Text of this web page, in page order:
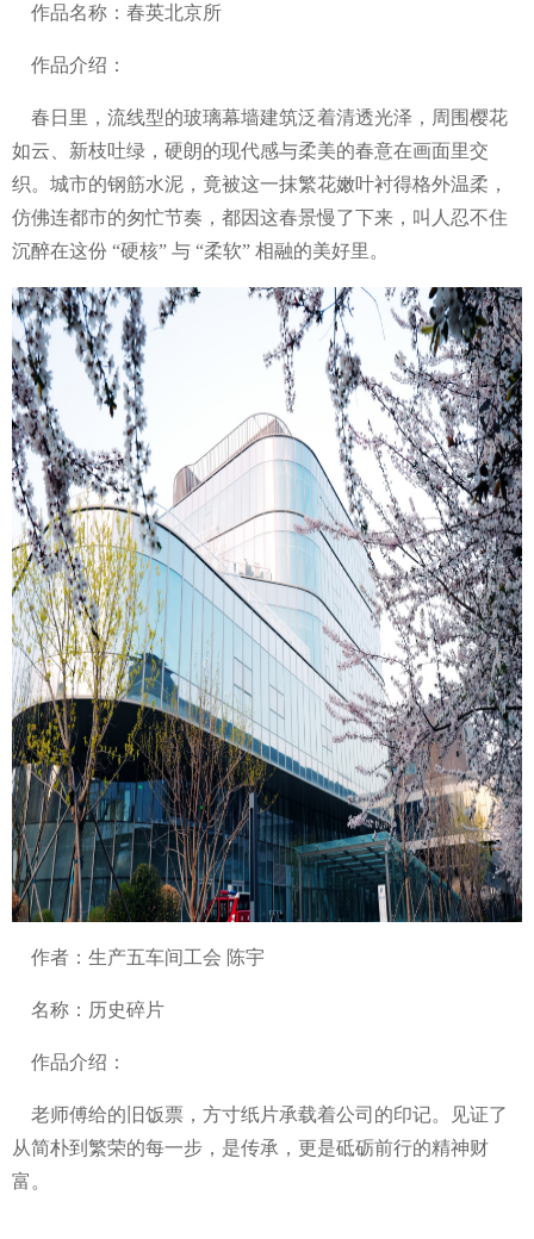
作品名称：春英北京所
作品介绍：
春日里，流线型的玻璃幕墙建筑泛着清透光泽，周围樱花
如云、新枝吐绿，硬朗的现代感与柔美的春意在画面里交
织。城市的钢筋水泥，竟被这一抹繁花嫩叶衬得格外温柔，
仿佛连都市的匆忙节奏，都因这春景慢了下来，叫人忍不住
沉醉在这份 “硬核” 与 “柔软” 相融的美好里。
作者：生产五车间工会 陈宇
名称：历史碎片
作品介绍：
老师傅给的旧饭票，方寸纸片承载着公司的印记。见证了
从简朴到繁荣的每一步，是传承，更是砥砺前行的精神财
富。